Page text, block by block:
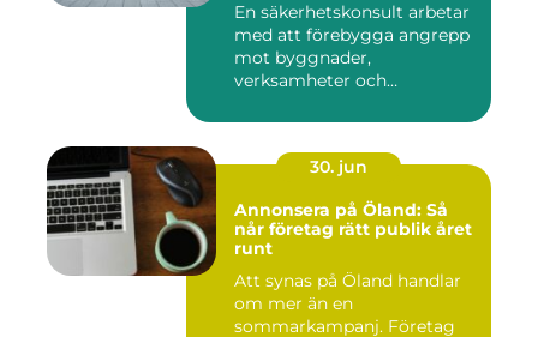
En säkerhetskonsult arbetar
med att förebygga angrepp
mot byggnader,
verksamheter och
30. jun
Annonsera på Öland: Så
når företag rätt publik året
runt
Att synas på Öland handlar
om mer än en
sommarkampanj. Företag